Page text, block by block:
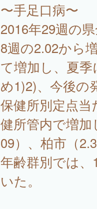
〜手足口病〜
2016年29週の
8週の2.02から
て増加し、夏
め1)2)、今後の
保健所別定点当
健所管内で増加
09）、柏市（
年齢群別では
いた。